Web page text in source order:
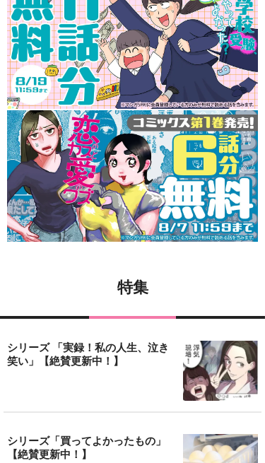
特集
シリーズ 「実録！私の人生、泣き
笑い」【絶賛更新中！】
シリーズ「買ってよかったもの」
【絶賛更新中！】